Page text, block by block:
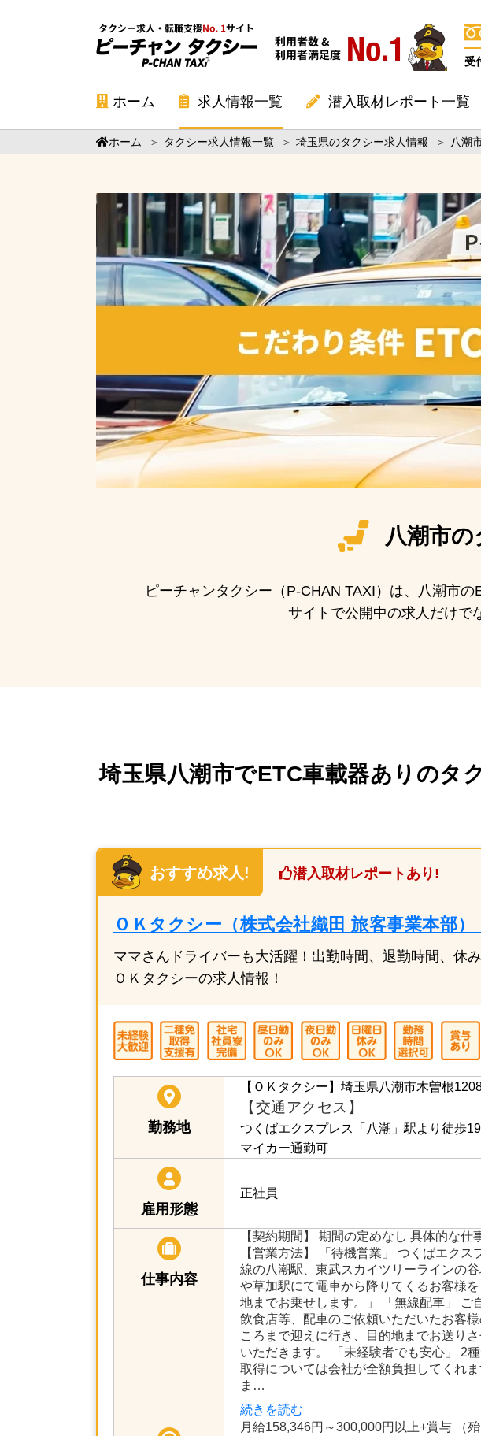
受
ホーム 求人情報一覧 潜入取材レポート一覧
ホーム ＞ タクシー求人情報一覧 ＞ 埼玉県のタクシー求人情報 ＞ 八潮
八潮市の
ピーチャンタクシー（P-CHAN TAXI）は、八潮市
サイトで公開中の求人だけで
埼玉県八潮市でETC車載器ありのタ
おすすめ求人! 潜入取材レポートあり!
ＯＫタクシー（株式会社織田 旅客事業本部）
ママさんドライバーも大活躍！出勤時間、退勤時間、休
ＯＫタクシーの求人情報！
勤務地
【ＯＫタクシー】 埼玉県八潮市木曽根
【交通アクセス】
つくばエクスプレス「八潮」駅より徒歩
マイカー通勤可
雇用形態
正社員
仕事内容
【契約期間】 期間の定めなし 具体的な仕
【営業方法】 「待機営業」 つくばエクス
線の八潮駅、東武スカイツリーラインの
や草加駅にて電車から降りてくるお客様
地までお乗せします。」 「無線配車」 ご
飲食店等、配車のご依頼いただいたお客様
ころまで迎えに行き、目的地までお送りさ
いただきます。 「未経験者でも安心」 2
取得については会社が全額負担してくれま
ま…
続きを読む
月給158,346円～300,000円以上+賞与 （